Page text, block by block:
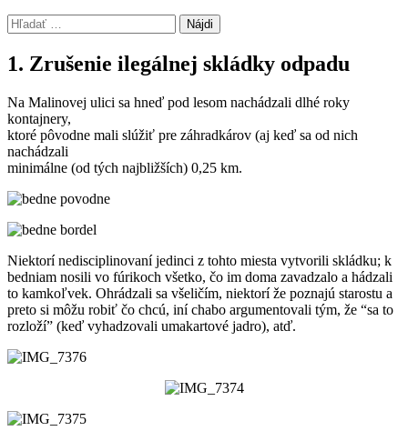
Hľadať:
1. Zrušenie ilegálnej skládky odpadu
Na Malinovej ulici sa hneď pod lesom nachádzali dlhé roky
kontajnery,
ktoré pôvodne mali slúžiť pre záhradkárov (aj keď sa od nich
nachádzali
minimálne (od tých najbližších) 0,25 km.
Niektorí nedisciplinovaní jedinci z tohto miesta vytvorili skládku; k
bedniam nosili vo fúrikoch všetko, čo im doma zavadzalo a hádzali
to kamkoľvek. Ohrádzali sa všeličím, niektorí že poznajú starostu a
preto si môžu robiť čo chcú, iní chabo argumentovali tým, že “sa to
rozloží” (keď vyhadzovali umakartové jadro), atď.